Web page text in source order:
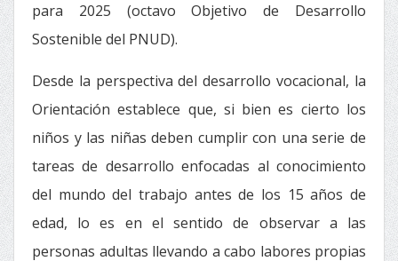
para 2025 (octavo Objetivo de Desarrollo
Sostenible del PNUD).
Desde la perspectiva del desarrollo vocacional, la
Orientación establece que, si bien es cierto los
niños y las niñas deben cumplir con una serie de
tareas de desarrollo enfocadas al conocimiento
del mundo del trabajo antes de los 15 años de
edad, lo es en el sentido de observar a las
personas adultas llevando a cabo labores propias